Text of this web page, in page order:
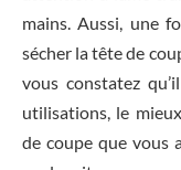
mains. Aussi, une
sécher la tête de
vous constatez
utilisations, le
de coupe que vous